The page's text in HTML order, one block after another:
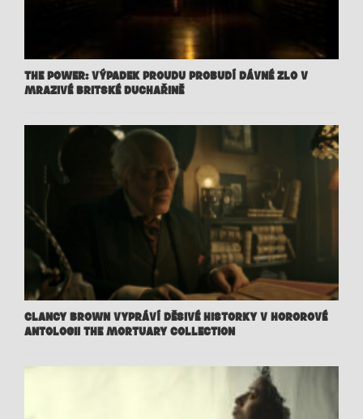
THE POWER: VÝPADEK PROUDU PROBUDÍ DÁVNÉ ZLO V
MRAZIVÉ BRITSKÉ DUCHAŘINĚ
CLANCY BROWN VYPRÁVÍ DĚSIVÉ HISTORKY V HOROROVÉ
ANTOLOGII THE MORTUARY COLLECTION